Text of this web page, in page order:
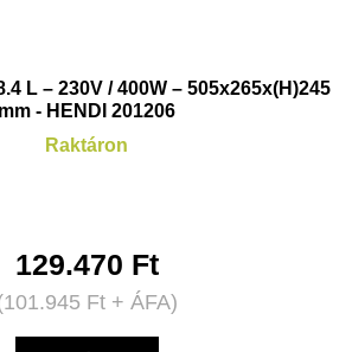
L – 230V / 400W – 505x265x(H)245
mm - HENDI 201206
Raktáron
129.470 Ft
101.945 Ft+ ÁFA)